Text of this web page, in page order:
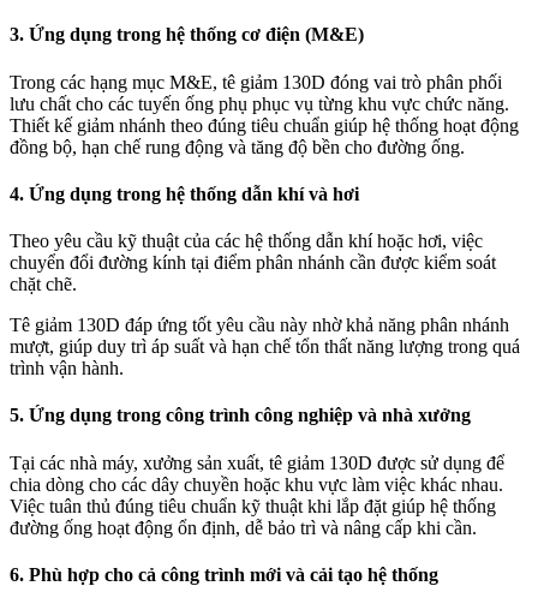
3. Ứng dụng trong hệ thống cơ điện (M&E)
Trong các hạng mục M&E, tê giảm 130D đóng vai trò phân phối
lưu chất cho các tuyến ống phụ phục vụ từng khu vực chức năng.
Thiết kế giảm nhánh theo đúng tiêu chuẩn giúp hệ thống hoạt động
đồng bộ, hạn chế rung động và tăng độ bền cho đường ống.
4. Ứng dụng trong hệ thống dẫn khí và hơi
Theo yêu cầu kỹ thuật của các hệ thống dẫn khí hoặc hơi, việc
chuyển đổi đường kính tại điểm phân nhánh cần được kiểm soát
chặt chẽ.
Tê giảm 130D đáp ứng tốt yêu cầu này nhờ khả năng phân nhánh
mượt, giúp duy trì áp suất và hạn chế tổn thất năng lượng trong quá
trình vận hành.
5. Ứng dụng trong công trình công nghiệp và nhà xưởng
Tại các nhà máy, xưởng sản xuất, tê giảm 130D được sử dụng để
chia dòng cho các dây chuyền hoặc khu vực làm việc khác nhau.
Việc tuân thủ đúng tiêu chuẩn kỹ thuật khi lắp đặt giúp hệ thống
đường ống hoạt động ổn định, dễ bảo trì và nâng cấp khi cần.
6. Phù hợp cho cả công trình mới và cải tạo hệ thống